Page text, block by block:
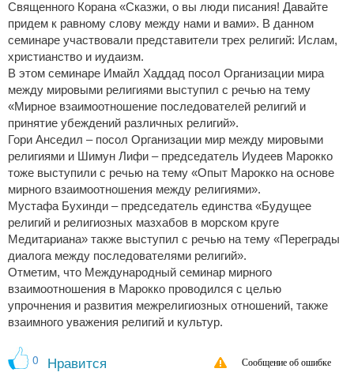
Священного Корана «Сказжи, о вы люди писания! Давайте
придем к равному слову между нами и вами». В данном
семинаре участвовали представители трех религий: Ислам,
христианство и иудаизм.
В этом семинаре Имайл Хаддад посол Организации мира
между мировыми религиями выступил с речью на тему
«Мирное взаимоотношение последователей религий и
принятие убеждений различных религий».
Гори Анседил – посол Организации мир между мировыми
религиями и Шимун Лифи – председатель Иудеев Марокко
тоже выступили с речью на тему «Опыт Марокко на основе
мирного взаимоотношения между религиями».
Мустафа Бухинди – председатель единства «Будущее
религий и религиозных мазхабов в морском круге
Медитариана» также выступил с речью на тему «Переграды
диалога между последователями религий».
Отметим, что Международный семинар мирного
взаимоотношения в Марокко проводился с целью
упрочнения и развития межрелигиозных отношений, также
взаимного уважения религий и культур.
0 Нравится Сообщение об ошибке